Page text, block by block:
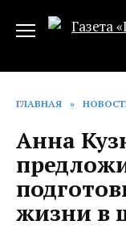
ГЛАВНАЯ »
Анна
жизни в